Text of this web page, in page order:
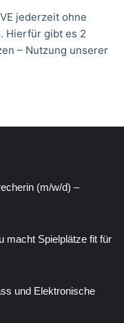
jederzeit ohne
Hierfür gibt es 2
– Nutzung unserer
(m/w/d) –
macht Spielplätze fit für
und Elektronische